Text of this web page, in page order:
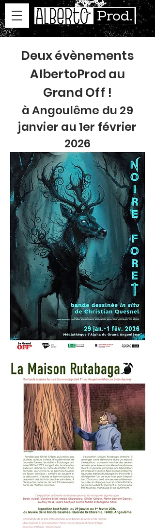
Deux évènements
AlbertoProd au
Grand Off !
à Angoulême du 29
janvier au 1er février
2026